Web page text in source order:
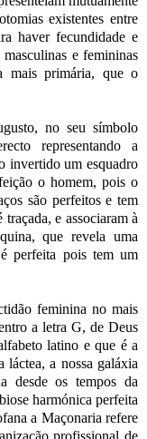
existentes entre
haver fecundidade e
e femininas
mais primária, que o
no seu símbolo
representando a
invertido um esquadro
o homem, pois o
são perfeitos e tem
e associaram à
que revela uma
perfeita pois tem um
feminina no mais
a letra G, de Deus
latino e que é a
láctea, a nossa galáxia
desde os tempos da
harmónica perfeita
a Maçonaria refere